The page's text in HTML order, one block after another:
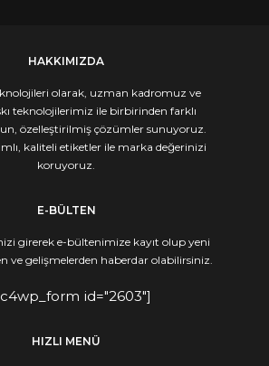
HAKKIMIZDA
olarak, uzman kadromuz ve
teknolojilerimiz ile birbirinden farklı
özelleştirilmiş çözümler sunuyoruz.
kaliteli etiketler ile marka değerinizi
koruyoruz.
E-BÜLTEN
girerek e-bültenimize kayıt olup yeni
ve gelişmelerden haberdar olabilirsiniz.
id="2603"]
HIZLI MENÜ